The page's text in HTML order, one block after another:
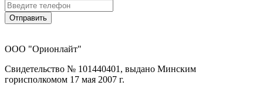
Отправить
ООО "Орионлайт"
Свидетельство № 101440401, выдано Минским
горисполкомом 17 мая 2007 г.